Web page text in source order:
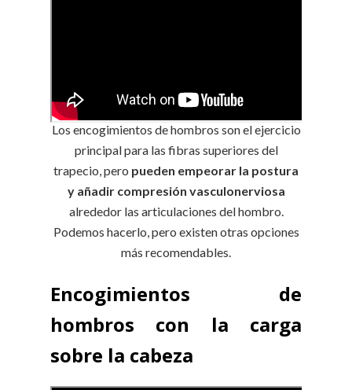
Los encogimientos de hombros son el ejercicio
principal para las fibras superiores del
trapecio, pero pueden empeorar la postura
y añadir compresión vasculonerviosa
alrededor las articulaciones del hombro.
Podemos hacerlo, pero existen otras opciones
más recomendables.
Encogimientos de
hombros con la carga
sobre la cabeza